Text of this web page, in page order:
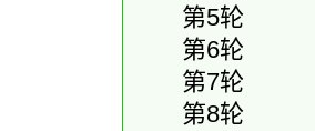
第5轮
第6轮
第7轮
第8轮